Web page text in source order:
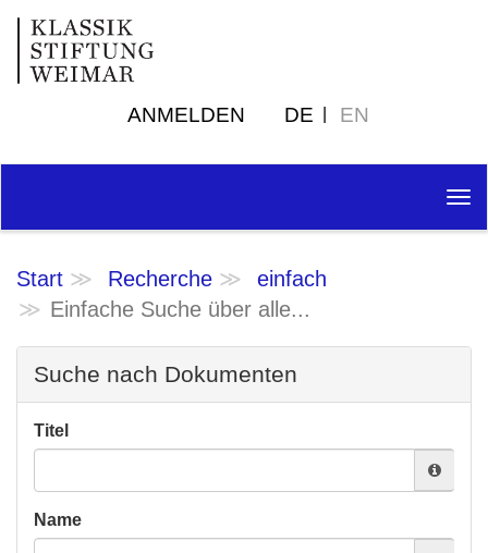
ANMELDEN DE EN
Start Recherche
einfach
Einfache Suche über alle...
Suche nach Dokumenten
Titel
Name